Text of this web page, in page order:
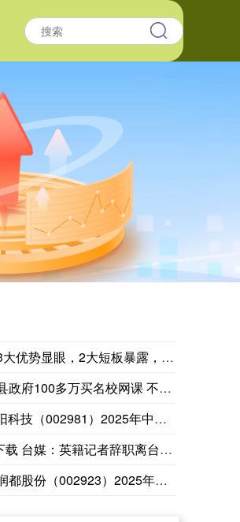
眼，2大短板暴露，带她还是不带
100多万买名校网课 不少学生摆烂
（002981）2025年中报简析：
：英籍记者辞职离台，痛批绿营打击
份（002923）2025年中报简